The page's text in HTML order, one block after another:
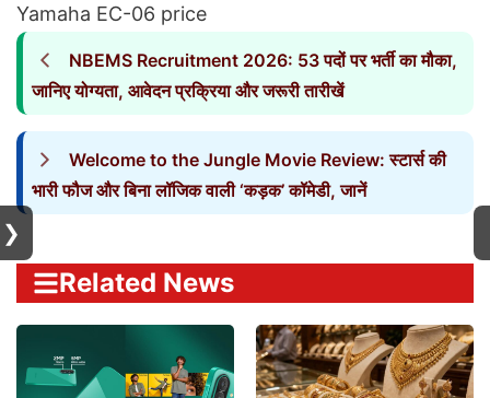
Yamaha EC-06 price
NBEMS Recruitment 2026: 53 पदों पर भर्ती का मौका,
जानिए योग्यता, आवेदन प्रक्रिया और जरूरी तारीखें
Welcome to the Jungle Movie Review: स्टार्स की
भारी फौज और बिना लॉजिक वाली ‘कड़क’ कॉमेडी, जानें
Related News
❯